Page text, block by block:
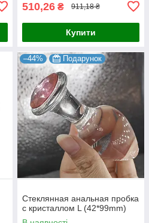
510,26 ₴ 911,18 ₴
Купити
–44% Подарунок
Стеклянная анальная пробка
с кристаллом L (42*99mm)